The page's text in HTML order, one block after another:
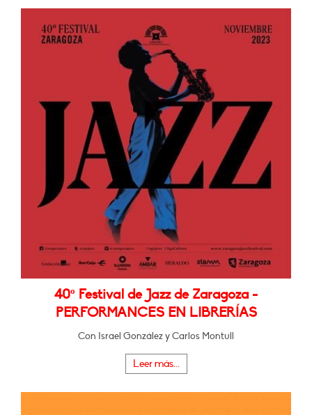
40º Festival de Jazz de Zaragoza -
PERFORMANCES EN LIBRERÍAS
Con Israel González y Carlos Montull
Leer más...